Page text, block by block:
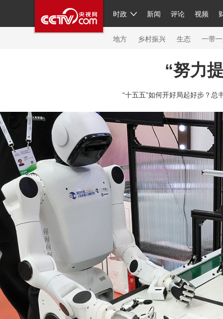
时政 新闻 评论 视频
人民领袖习近平 联播+ 中国
直播 片库 栏目大全 节目单
繁体 海外频道 iPanda
地方 乡村振兴 生态 一带
共产党员网 秧纪录 纪
新闻 国内 国际 评论 经济 军事 科技
人民领袖习近平 联播+ 热解读 天天学习
视频 小央视频 小央直播 直播中国 熊猫频
前线 比划 快看 蓝海中国 新兵请
直播 竞猜 2026年世界杯 2026年冬奥
CCTV奥林匹克频道 生活体育大会
乡村振兴 生态环境 一带一路
大国展会 大国保险 云顶对话 云
“努力
“十五五”如何开好局起好步？总